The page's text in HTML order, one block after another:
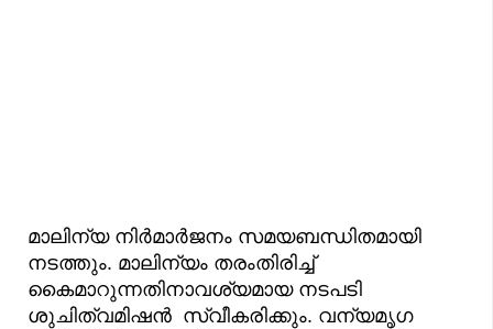
മാലിന്യ നിർമാർജനം സമയബന്ധിതമായി
നടത്തും. മാലിന്യം തരംതിരിച്ച്
കൈമാറുന്നതിനാവശ്യമായ നടപടി
ശുചിത്വമിഷൻ സ്വീകരിക്കും. വന്യമൃഗ